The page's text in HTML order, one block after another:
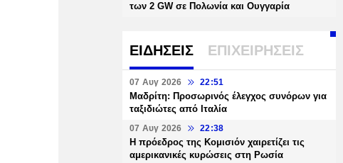
των 2 GW σε Πολωνία και Ουγγαρία
ΕΙΔΗΣΕΙΣ ΕΠΙΧΕΙΡΗΣΕΙΣ
07 Αυγ 2026 22:51
Μαδρίτη: Προσωρινός έλεγχος συνόρων για
ταξιδιώτες από Ιταλία
07 Αυγ 2026 22:38
Η πρόεδρος της Κομισιόν χαιρετίζει τις
αμερικανικές κυρώσεις στη Ρωσία